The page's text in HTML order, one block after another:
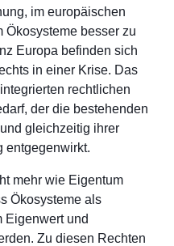
im europäischen
Ökosysteme besser zu
Europa befinden sich
in einer Krise. Das
rechtlichen
der die bestehenden
gleichzeitig ihrer
entgegenwirkt.
mehr wie Eigentum
Ökosysteme als
Eigenwert und
Zu diesen Rechten